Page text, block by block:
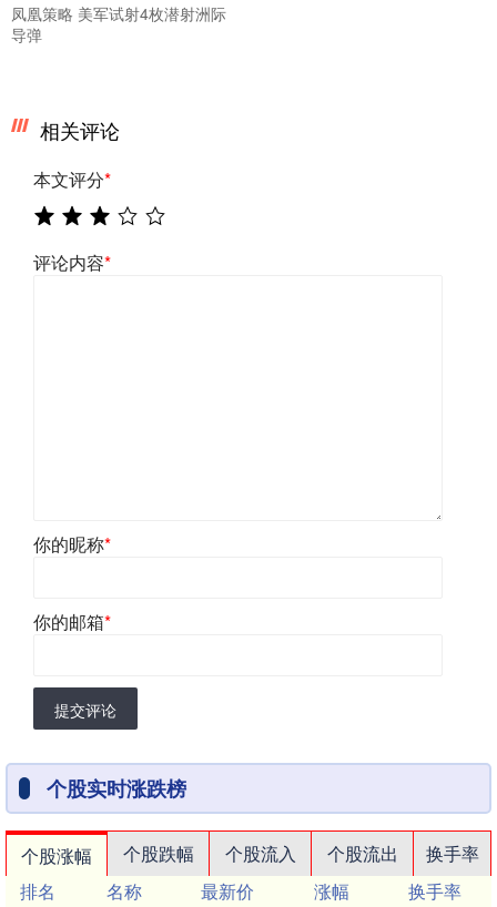
凤凰策略 美军试射4枚潜射洲际
导弹
相关评论
本文评分*
评论内容*
你的昵称*
你的邮箱*
提交评论
个股实时涨跌榜
个股涨幅 个股跌幅 个股流入 个股流出
换手率
排名
名称 最新价 涨幅
换手率